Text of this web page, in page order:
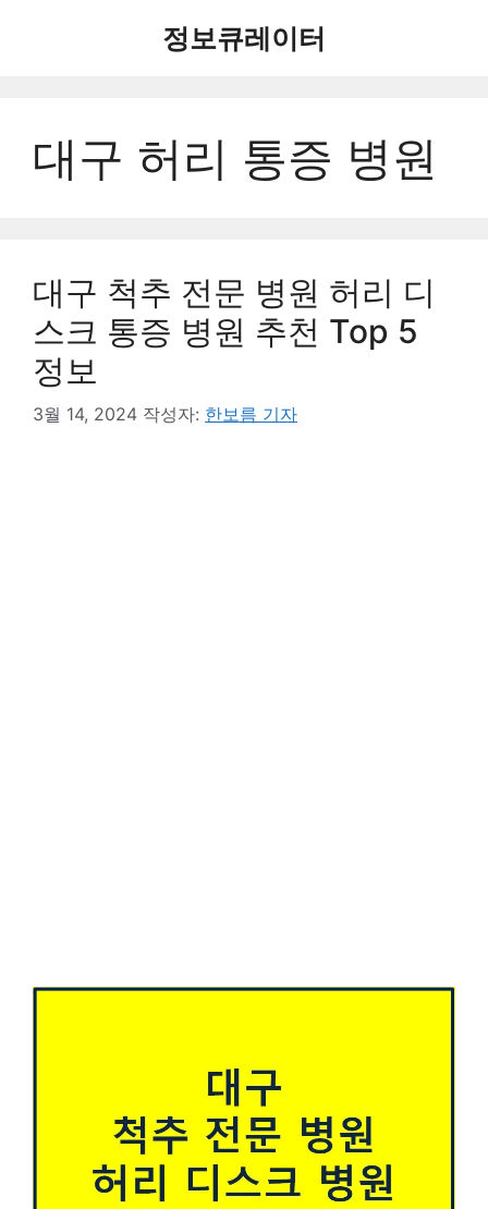
정보큐레이터
대구 허리 통증 병원
대구 척추 전문 병원 허리 디
스크 통증 병원 추천 Top 5
정보
3월 14, 2024 작성자: 한보름 기자